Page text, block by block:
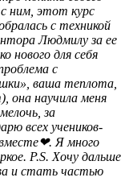
ним, этот курс
с техникой
Людмилу за ее
нового для себя
с
ваша теплота,
она научила меня
за
всех учеников-
вместе❤. Я много
P.S. Хочу дальше
и стать частью